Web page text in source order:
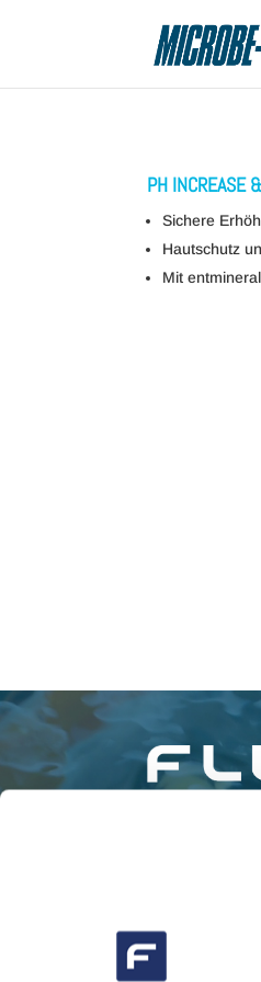
PH INCREASE
Sichere
Hautschutz
Mit